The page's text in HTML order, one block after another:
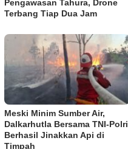
Pengawasan Tahura, Drone
Terbang Tiap Dua Jam
Meski Minim Sumber Air,
Dalkarhutla Bersama TNI-Polri
Berhasil Jinakkan Api di
Timpah